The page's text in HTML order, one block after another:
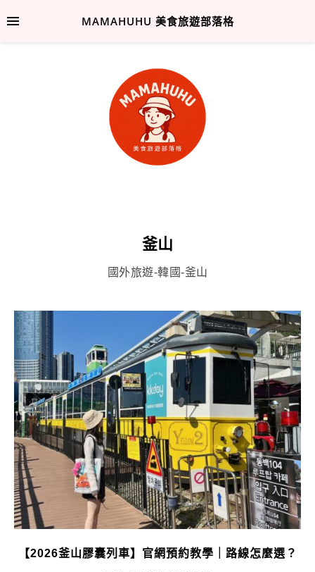
MAMAHUHU 美食旅遊部落格
釜山
國外旅遊-韓國-釜山
【2026釜山膠囊列車】官網預約教學｜路線怎麼選？